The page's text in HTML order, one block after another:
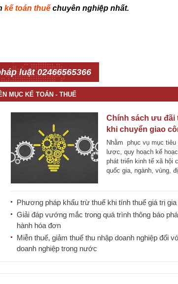
kế toán thuế chuyên nghiệp nhất.
luật 02466565366
MỤC KẾ TOÁN - THUẾ
Chính sách ưu đãi
khi chuyển giao
nghệ
Nhằm phục vụ mục tiêu
lược, quy hoạch kế
phát triển kinh tế xã hội
quốc gia, ngành, vùng,
Phương pháp khấu trừ thuế khi tính thuế giá trị gia
Giải đáp vướng mắc trong quá trình thông báo
hành hóa đơn
Miễn thuế, giảm thuế thu nhập doanh nghiệp đối
doanh nghiệp trong nước